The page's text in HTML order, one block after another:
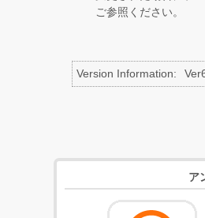
ご参照ください。
Version Information
ア